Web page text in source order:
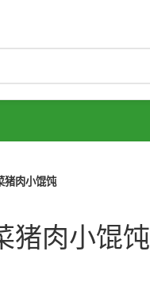
猪肉小馄饨
猪肉小馄饨